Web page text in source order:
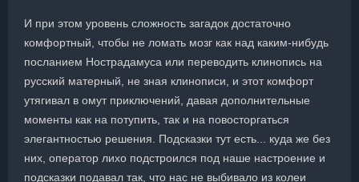
И при этом уровень сложность загадок достаточно
комфортный, чтобы не ломать мозг как над каким-нибудь
посланием Нострадамуса или переводить клинопись на
русский матерный, не зная клинописи, и этот комфорт
утягивал в омут приключений, давая дополнительные
моменты как на потупить, так и на повосторгаться
элегантностью решения. Подсказки тут есть... куда же без
них, оператор лихо подстроился под наше настроение и
подсказки подавал так, что нас не выбивало из колеи